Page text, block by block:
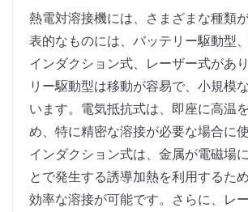
熱電対溶接機には、さまざまな種類
表的なものには、バッテリー駆動型、
インダクション式、レーザー式があ
リー駆動型は移動が容易で、小規模
います。電気抵抗式は、即座に高温
め、特に精密な溶接が必要な場合に使
インダクション式は、金属が電磁場
とで発生する誘導加熱を利用するた
効率な溶接が可能です。さらに、レ